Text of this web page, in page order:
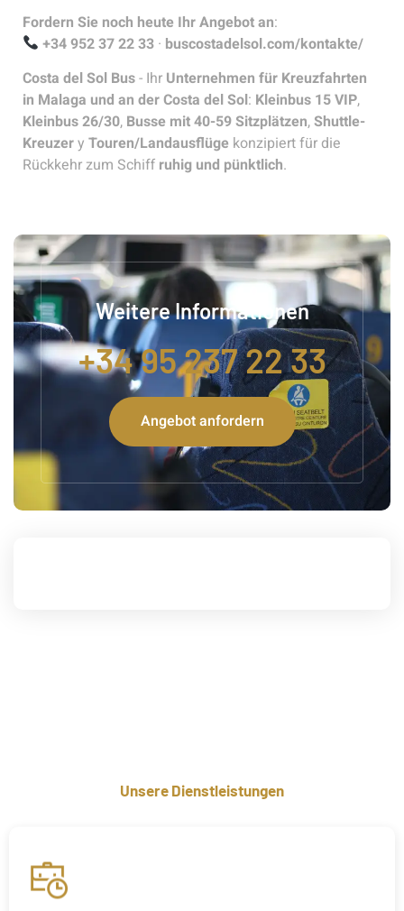
Weitere Informationen
+34 95 237 22 33
Angebot anfordern
Fordern Sie noch heute Ihr Angebot an:
+34 952 37 22 33 · buscostadelsol.com/kontakte/
Costa del Sol Bus- Ihr Unternehmen für Kreuzfahrten
in Malaga und an der Costa del Sol: Kleinbus 15 VIP,
Kleinbus 26/30, Busse mit 40-59 Sitzplätzen,Shuttle-
Kreuzery Touren/Landausflüge konzipiert für die
Rückkehr zum Schiff ruhig und pünktlich.
Unsere Dienstleistungen